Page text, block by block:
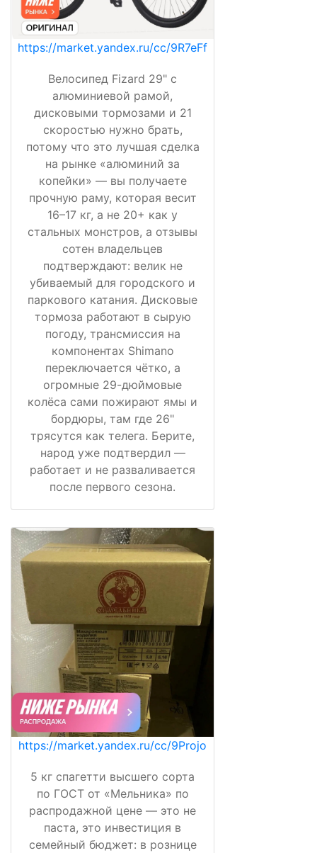
https://market.yandex.ru/cc/9R7eFf
Велосипед Fizard 29" с
алюминиевой рамой,
дисковыми тормозами и 21
скоростью нужно брать,
потому что это лучшая сделка
на рынке «алюминий за
копейки» — вы получаете
прочную раму, которая весит
16–17 кг, а не 20+ как у
стальных монстров, а отзывы
сотен владельцев
подтверждают: велик не
убиваемый для городского и
паркового катания. Дисковые
тормоза работают в сырую
погоду, трансмиссия на
компонентах Shimano
переключается чётко, а
огромные 29-дюймовые
колёса сами пожирают ямы и
бордюры, там где 26"
трясутся как телега. Берите,
народ уже подтвердил —
работает и не разваливается
после первого сезона.
https://market.yandex.ru/cc/9Projo
5 кг спагетти высшего сорта
по ГОСТ от «Мельника» по
распродажной цене — это не
паста, это инвестиция в
семейный бюджет: в рознице